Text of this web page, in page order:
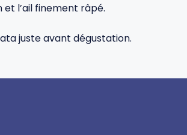
l’ail finement râpé.
juste avant dégustation.